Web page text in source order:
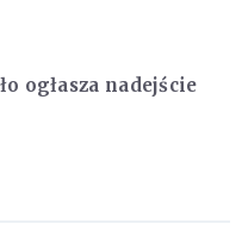
niż sportowe trofea”
ogłasza nadejście